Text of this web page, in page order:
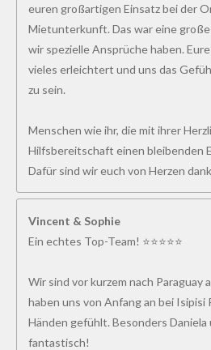
euren großartigen Einsatz bei der
Mietunterkunft. Das war eine
wir spezielle Ansprüche haben.
vieles erleichtert und uns das
zu sein.
Menschen wie ihr, die mit ihrer
Hilfsbereitschaft einen bleibenden
Dafür sind wir euch von Herzen
Vincent & Sophie
Ein echtes Top-Team! ⭐⭐⭐⭐⭐
Wir sind vor kurzem nach Paraguay
haben uns von Anfang an bei Isipisi
Händen gefühlt. Besonders Daniela
fantastisch!